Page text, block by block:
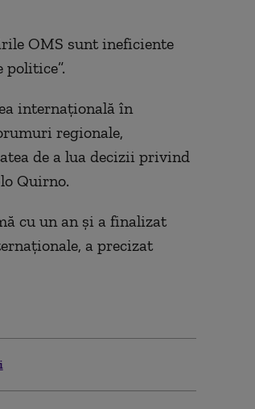
OMS sunt ineficiente
politice”.
internaţională în
regionale,
de a lua decizii privind
Quirno.
cu un an şi a finalizat
a precizat